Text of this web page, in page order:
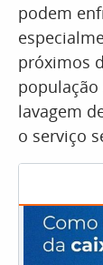
podem
próximos
lavagem
o serviço